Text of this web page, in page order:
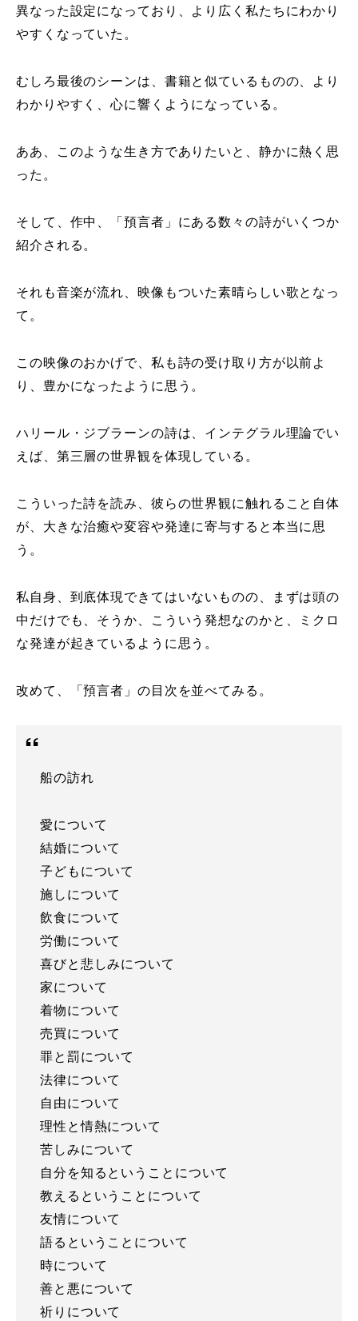
異なった設定になっており、より広く私たちにわかり
やすくなっていた。
むしろ最後のシーンは、書籍と似ているものの、より
わかりやすく、心に響くようになっている。
ああ、このような生き方でありたいと、静かに熱く思
った。
そして、作中、「預言者」にある数々の詩がいくつか
紹介される。
それも音楽が流れ、映像もついた素晴らしい歌となっ
て。
この映像のおかげで、私も詩の受け取り方が以前よ
り、豊かになったように思う。
ハリール・ジブラーンの詩は、インテグラル理論でい
えば、第三層の世界観を体現している。
こういった詩を読み、彼らの世界観に触れること自体
が、大きな治癒や変容や発達に寄与すると本当に思
う。
私自身、到底体現できてはいないものの、まずは頭の
中だけでも、そうか、こういう発想なのかと、ミクロ
な発達が起きているように思う。
改めて、「預言者」の目次を並べてみる。
船の訪れ
愛について
結婚について
子どもについて
施しについて
飲食について
労働について
喜びと悲しみについて
家について
着物について
売買について
罪と罰について
法律について
自由について
理性と情熱について
苦しみについて
自分を知るということについて
教えるということについて
友情について
語るということについて
時について
善と悪について
祈りについて